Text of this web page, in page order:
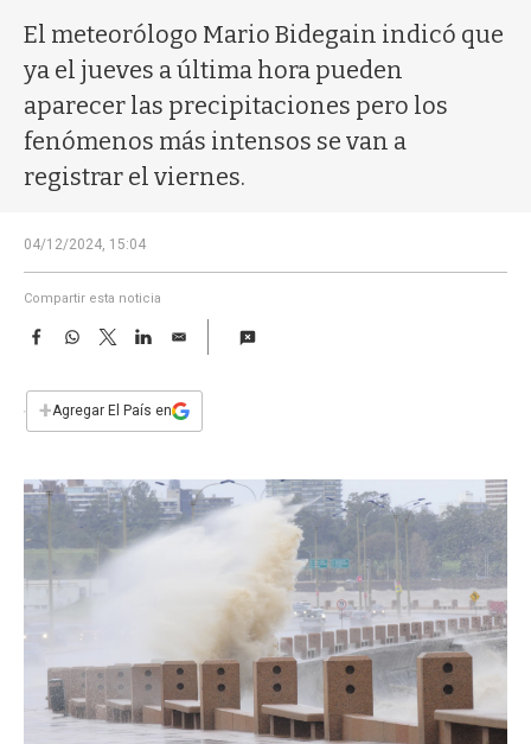
a
El meteorólogo Mario Bidegain indicó que
ya el jueves a última hora pueden
aparecer las precipitaciones pero los
fenómenos más intensos se van a
registrar el viernes.
04/12/2024, 15:04
Compartir esta noticia
F
e
b
k
W
s
p
T
w
t
L
n
E
i
l
+Agregar El País en